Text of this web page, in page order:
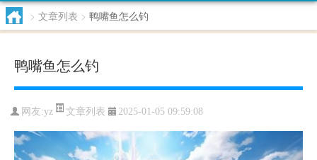
> 文章列表 > 鸭嘴鱼怎么钓
鸭嘴鱼怎么钓
网友:yz 文章列表 2025-01-05 09:59:08